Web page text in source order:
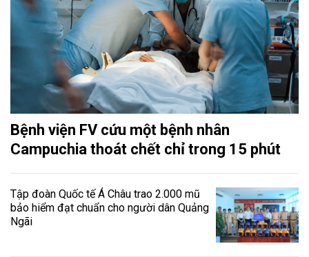
Bệnh viện FV cứu một bệnh nhân
Campuchia thoát chết chỉ trong 15 phút
Tập đoàn Quốc tế Á Châu trao 2.000 mũ
bảo hiểm đạt chuẩn cho người dân Quảng
Ngãi